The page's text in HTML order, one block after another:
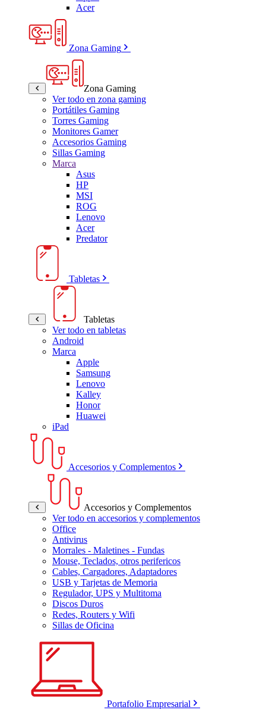
Acer
Zona Gaming
Zona Gaming
Ver todo en zona gaming
Portátiles Gaming
Torres Gaming
Monitores Gamer
Accesorios Gaming
Sillas Gaming
Marca
Asus
HP
MSI
ROG
Lenovo
Acer
Predator
Tabletas
Tabletas
Ver todo en tabletas
Android
Marca
Apple
Samsung
Lenovo
Kalley
Honor
Huawei
iPad
Accesorios y Complementos
Accesorios y Complementos
Ver todo en accesorios y complementos
Office
Antivirus
Morrales - Maletines - Fundas
Mouse, Teclados, otros perifericos
Cables, Cargadores, Adaptadores
USB y Tarjetas de Memoria
Regulador, UPS y Multitoma
Discos Duros
Redes, Routers y Wifi
Sillas de Oficina
Portafolio Empresarial